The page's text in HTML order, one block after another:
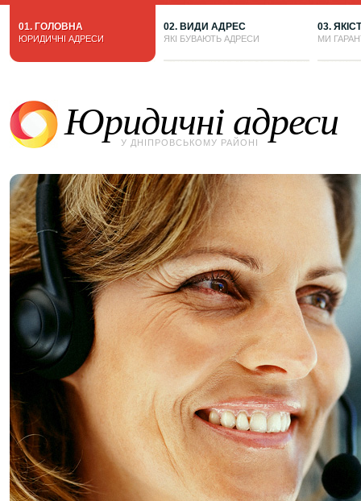
01. ГОЛОВНА
ЮРИДИЧНІ АДРЕСИ
02. ВИДИ АДРЕС
ЯКІ БУВАЮТЬ АДРЕСИ
03.
МИ
Юридичні адреси
У ДНІПРОВСЬКОМУ РАЙОНІ